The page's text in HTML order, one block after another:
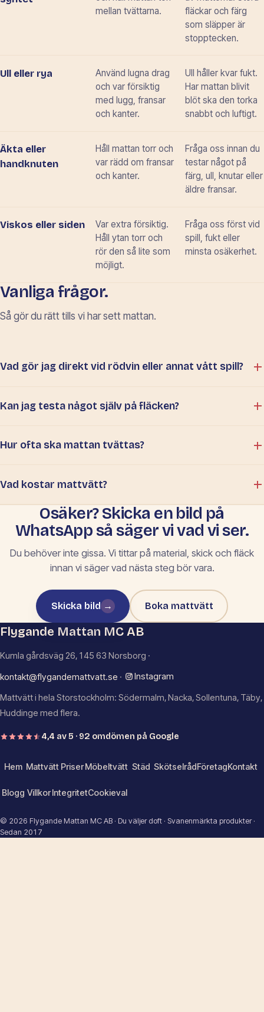
mellan tvättarna.
fläckar och färg
som släpper är
stopptecken.
Ull eller rya
Använd lugna drag
och var försiktig
med lugg, fransar
och kanter.
Ull håller kvar fukt.
Har mattan blivit
blöt ska den torka
snabbt och luftigt.
Äkta eller
handknuten
Håll mattan torr och
var rädd om fransar
och kanter.
Fråga oss innan du
testar något på
färg, ull, knutar eller
äldre fransar.
Viskos eller siden
Var extra försiktig.
Håll ytan torr och
rör den så lite som
möjligt.
Fråga oss först vid
spill, fukt eller
minsta osäkerhet.
Vanliga frågor.
Så gör du rätt tills vi har sett mattan.
Vad gör jag direkt vid rödvin eller annat vått spill?
Kan jag testa något själv på fläcken?
Hur ofta ska mattan tvättas?
Vad kostar mattvätt?
Osäker? Skicka en bild på
WhatsApp så säger vi vad vi ser.
Du behöver inte gissa. Vi tittar på material, skick och fläck
innan vi säger vad nästa steg bör vara.
Skicka bild → Boka mattvätt
Flygande Mattan MC AB
Kumla gårdsväg 26, 145 63 Norsborg ·
kontakt@flygandemattvatt.se · Instagram
Mattvätt i hela Storstockholm: Södermalm, Nacka, Sollentuna, Täby,
Huddinge med flera.
4,4 av 5 · 92 omdömen på Google
Hem Mattvätt Priser Möbeltvätt Städ SkötselrådFöretagKontakt
Blogg VillkorIntegritetCookieval
© 2026 Flygande Mattan MC AB · Du väljer doft · Svanenmärkta produkter ·
Sedan 2017